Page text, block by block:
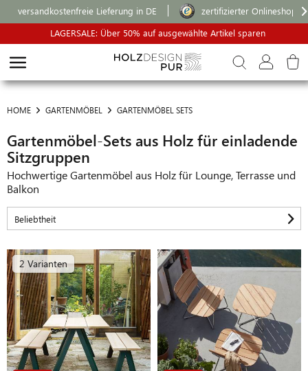
versandkostenfreie Lieferung in DE
zertifizierter Onlineshop
LAGERSALE: Über 50% auf ausgewählte Artikel sparen
HOME GARTENMÖBEL GARTENMÖBEL SETS
Gartenmöbel-Sets aus Holz für einladende
Sitzgruppen
Hochwertige Gartenmöbel aus Holz für Lounge, Terrasse und
Balkon
2 Varianten